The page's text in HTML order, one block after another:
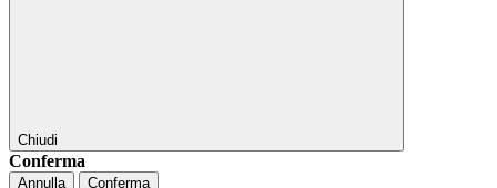
Chiudi
Conferma
Annulla Conferma